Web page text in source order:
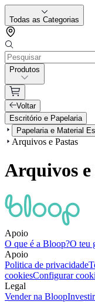
Todas as Categorias
Produtos
Voltar
Escritório e Papelaria
Papelaria e Material
Arquivos e Pastas
Arquivos e
Apoio
O que é a Bloop?O teu
Apoio
Politica de privacidade
cookiesConfigurar
Legal
Vender na Bloop